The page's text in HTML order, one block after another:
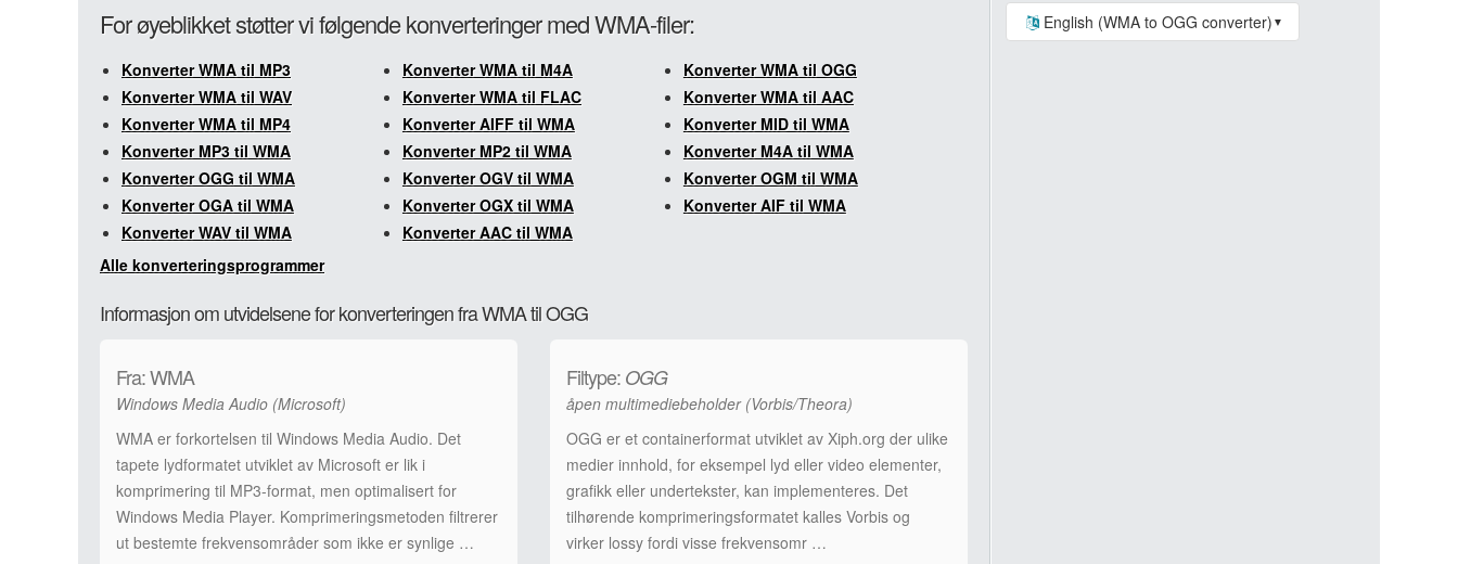
For øyeblikket støtter vi følgende konverteringer med WMA-filer:
Konverter WMA til MP3 Konverter WMA til M4A
Konverter WMA til OGG
Konverter WMA til WAV
Konverter WMA til FLAC
Konverter WMA til AAC
Konverter WMA til MP4
Konverter AIFF til WMA
Konverter MID til WMA
Konverter MP3 til WMA
Konverter MP2 til WMA
Konverter M4A til WMA
Konverter OGG til WMA
Konverter OGV til WMA
Konverter OGM til WMA
Konverter OGA til WMA
Konverter OGX til WMA
Konverter AIF til WMA
Konverter WAV til WMA
Konverter AAC til WMA
Alle konverteringsprogrammer
Informasjon om utvidelsene for konverteringen fra WMA til OGG
Fra: WMA
Windows Media Audio (Microsoft)
WMA er forkortelsen til Windows Media Audio. Det
tapete lydformatet utviklet av Microsoft er lik i
komprimering til MP3-format, men optimalisert for
Windows Media Player. Komprimeringsmetoden filtrerer
ut bestemte frekvensområder som ikke er synlige …
Filtype: OGG
åpen multimediebeholder (Vorbis/Theora)
OGG er et containerformat utviklet av Xiph.org der ulike
medier innhold, for eksempel lyd eller video elementer,
grafikk eller undertekster, kan implementeres. Det
tilhørende komprimeringsformatet kalles Vorbis og
virker lossy fordi visse frekvensomr …
English (WMA to OGG converter) ▼